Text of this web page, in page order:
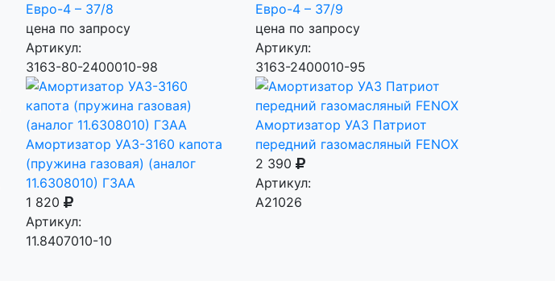
Евро-4 – 37/8
цена по запросу
Артикул:
3163-80-2400010-98
Евро-4 – 37/9
цена по запросу
Артикул:
3163-2400010-95
Амортизатор УАЗ-3160 капота
(пружина газовая) (аналог
11.6308010) ГЗАА
1 820
Артикул:
11.8407010-10
Амортизатор УАЗ Патриот
передний газомасляный FENOX
2 390
Артикул:
A21026